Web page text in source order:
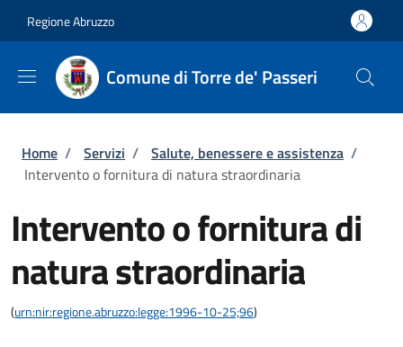
Regione Abruzzo
Comune di Torre de' Passeri
Briciole di pane
Home / Servizi / Salute, benessere e assistenza /
Intervento o fornitura di natura straordinaria
Intervento o fornitura di
natura straordinaria
(urn:nir:regione.abruzzo:legge:1996-10-25;96)